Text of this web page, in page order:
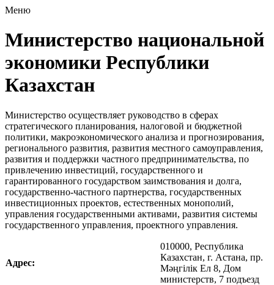
Меню
Министерство национальной
экономики Республики
Казахстан
Министерство осуществляет руководство в сферах
стратегического планирования, налоговой и бюджетной
политики, макроэкономического анализа и прогнозирования,
регионального развития, развития местного самоуправления,
развития и поддержки частного предпринимательства, по
привлечению инвестиций, государственного и
гарантированного государством заимствования и долга,
государственно-частного партнерства, государственных
инвестиционных проектов, естественных монополий,
управления государственными активами, развития системы
государственного управления, проектного управления.
Адрес:
010000, Республика
Казахстан, г. Астана, пр.
Мәңгілік Ел 8, Дом
министерств, 7 подъезд